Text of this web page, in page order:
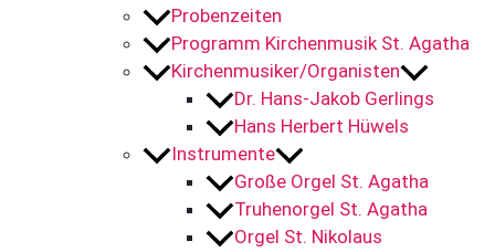
Probenzeiten
Programm Kirchenmusik St. Agatha
Kirchenmusiker/Organisten
Dr. Hans-Jakob Gerlings
Hans Herbert Hüwels
Instrumente
Große Orgel St. Agatha
Truhenorgel St. Agatha
Orgel St. Nikolaus